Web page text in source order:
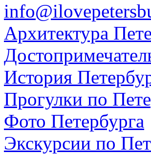
Архитектура
История
Прогулки по
Фото Петербурга
Экскурсии по